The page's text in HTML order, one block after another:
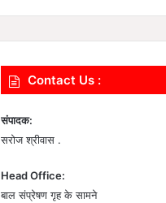
Contact Us :
संपादक:
सरोज श्रीवास .
Head Office:
बाल संप्रेषण गृह के सामने